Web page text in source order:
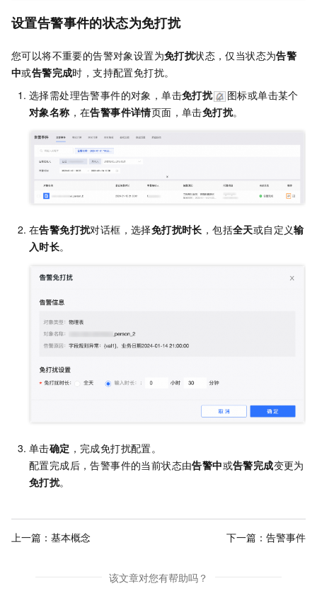
设置告警事件的状态为免打扰
您可以将不重要的告警对象设置为免打扰状态，仅当状态为告警
中或告警完成时，支持配置免打扰。
选择需处理告警事件的对象，单击免打扰
图标或单击某个
对象名称 ，在告警事件详情页面，单击免打扰。
在告警免打扰对话框，选择免打扰时长 ，包括全天或自定义输
入时长。
单击确定 ，完成免打扰配置。
配置完成后，告警事件的当前状态由告警中或告警完成变更为
免打扰。
上一篇： 基本概念 下一篇： 告警事件
该文章对您有帮助吗？